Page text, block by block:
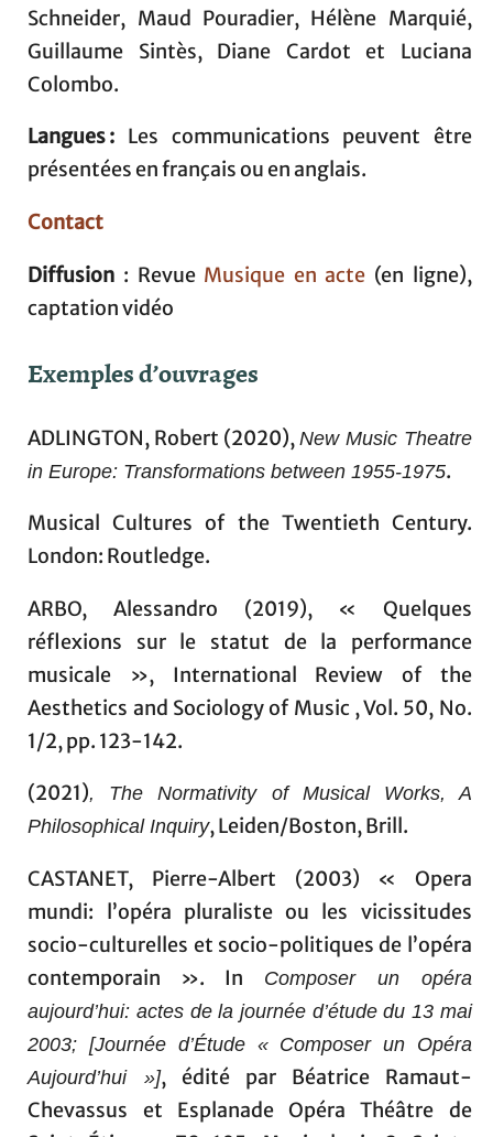
Schneider, Maud Pouradier, Hélène Marquié,
Guillaume Sintès, Diane Cardot et Luciana
Colombo.
Langues : Les communications peuvent être
présentées en français ou en anglais.
Contact
Diffusion : Revue Musique en acte (en ligne),
captation vidéo
Exemples d’ouvrages
ADLINGTON, Robert (2020), New Music Theatre
in Europe: Transformations between 1955-1975.
Musical Cultures of the Twentieth Century.
London: Routledge.
ARBO, Alessandro (2019), « Quelques
réflexions sur le statut de la performance
musicale », International Review of the
Aesthetics and Sociology of Music , Vol. 50, No.
1/2, pp. 123-142.
(2021), The Normativity of Musical Works, A
Philosophical Inquiry, Leiden/Boston, Brill.
CASTANET, Pierre-Albert (2003) « Opera
mundi: l’opéra pluraliste ou les vicissitudes
socio-culturelles et socio-politiques de l’opéra
contemporain ». In
Composer un opéra
aujourd’hui: actes de la journée d’étude du 13 mai
2003; [Journée d’Étude « Composer un Opéra
Aujourd’hui »], édité par Béatrice Ramaut-
Chevassus et Esplanade Opéra Théâtre de